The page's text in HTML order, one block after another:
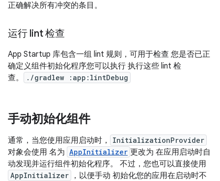
正确解决所有冲突的条目。
运行 lint 检查
App Startup 库包含一组 lint 规则，可用于检查 您是否已正
确定义组件初始化程序您可以执行 执行这些 lint 检
查。
./gradlew :app:lintDebug
手动初始化组件
通常，当您使用应用启动时， InitializationProvider
对象会使用 名为 AppInitializer 更改为 在应用启动时自
动发现并运行组件初始化程序。 不过，您也可以直接使用
AppInitializer
，以便手动 初始化您的应用在启动时不